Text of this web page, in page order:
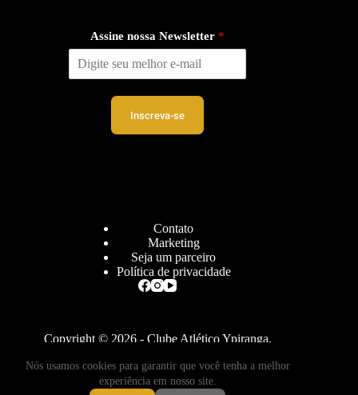
Nós usamos cookies para garantir que você tenha a melhor
experiência em nosso site.
Assine nossa Newsletter *
Inscreva-se
Contato
Marketing
Seja um parceiro
Política de privacidade
Copyright © 2026 - Clube Atlético Ypiranga.